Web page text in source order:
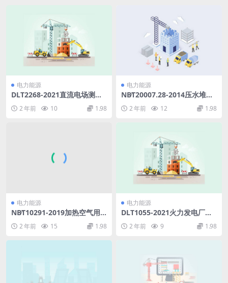
电力能源
DLT2268-2021直流电场测量
2 年前 10 1.98
电力能源
NB∕T20007.28-2014压水堆核
电厂用不锈钢第28部分：3级
耐海水腐蚀奥氏体-铁素体双相
2 年前 12 1.98
电力能源
NB∕T10291-2019加热空气用
日用管状电热元件等效加速寿
命试验方法(502.85KB)pdf
2 年前 15 1.98
电力能源
DLT1055-2021火力发电厂汽
轮机技术监督导则(18.47MB)
pdf2 年前 9 1.98